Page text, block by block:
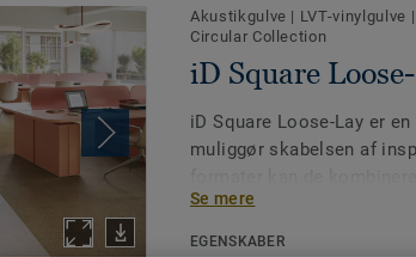
Akustikgulve | LVT-vinylgulve |
Circular Collection
iD Square
iD Square Loose-Lay er
muliggør skabelsen af
arbejdsmiljøer gennem
og overgangsområder.
Se mere
EGENSKABER